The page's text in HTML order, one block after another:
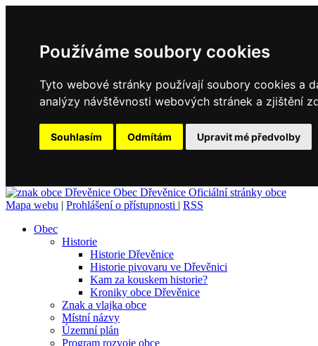
Používáme soubory cookies
Tyto webové stránky používají soubory cookies a
analýzy návštěvnosti webových stránek a zjištění
Souhlasím Odmítám Upravit mé předvolby
Obec Dřevěnice Oficiální stránky obce
Mapa webu | Prohlášení o přístupnosti | RSS
Obec
Historie
Historie Dřevěnice
Historie pivovaru ve Dřevěnici
Kam za kouskem historie?
Kroniky obce Dřevěnice
Znak a vlajka obce
Místní názvy
Územní plán
Program rozvoje obce